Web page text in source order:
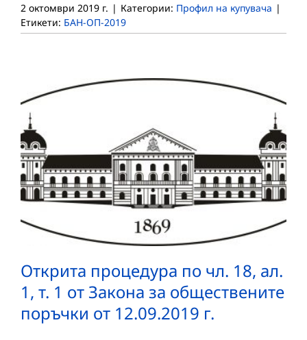
2 октомври 2019 г. | Категории: Профил на купувача |
Етикети: БАН-ОП-2019
Открита процедура по чл. 18, ал.
1, т. 1 от Закона за обществените
поръчки от 12.09.2019 г.